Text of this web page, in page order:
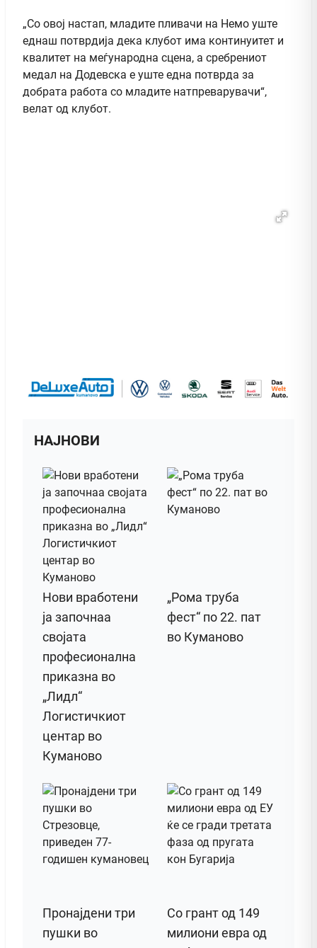
„Со овој настап, младите пливачи на Немо уште
еднаш потврдија дека клубот има континуитет и
квалитет на меѓународна сцена, а сребрениот
медал на Додевска е уште една потврда за
добрата работа со младите натпреварувачи“,
велат од клубот.
НАЈНОВИ
Нови вработени
ја започнаа
својата
професионална
приказна во
„Лидл“
Логистичкиот
центар во
Куманово
„Рома труба
фест“ по 22. пат
во Куманово
Пронајдени три
пушки во
Со грант од 149
милиони евра од